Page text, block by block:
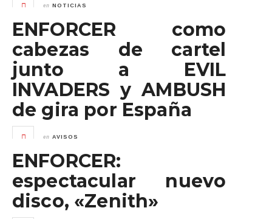
en NOTICIAS
ENFORCER como
cabezas de cartel
junto a EVIL
INVADERS y AMBUSH
de gira por España
en AVISOS
ENFORCER:
espectacular nuevo
disco, «Zenith»